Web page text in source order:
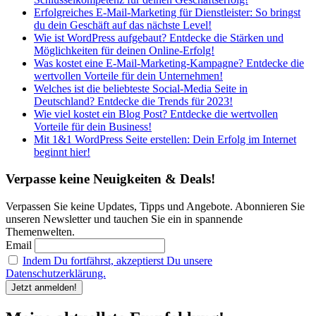
Erfolgreiches E-Mail-Marketing für Dienstleister: So bringst
du dein Geschäft auf das nächste Level!
Wie ist WordPress aufgebaut? Entdecke die Stärken und
Möglichkeiten für deinen Online-Erfolg!
Was kostet eine E-Mail-Marketing-Kampagne? Entdecke die
wertvollen Vorteile für dein Unternehmen!
Welches ist die beliebteste Social-Media Seite in
Deutschland? Entdecke die Trends für 2023!
Wie viel kostet ein Blog Post? Entdecke die wertvollen
Vorteile für dein Business!
Mit 1&1 WordPress Seite erstellen: Dein Erfolg im Internet
beginnt hier!
Verpasse keine Neuigkeiten & Deals!
Verpassen Sie keine Updates, Tipps und Angebote. Abonnieren Sie
unseren Newsletter und tauchen Sie ein in spannende
Themenwelten.
Email
Indem Du fortfährst, akzeptierst Du unsere
Datenschutzerklärung.